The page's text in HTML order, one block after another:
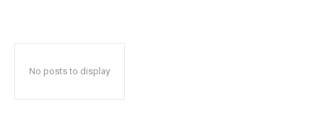
No posts to display